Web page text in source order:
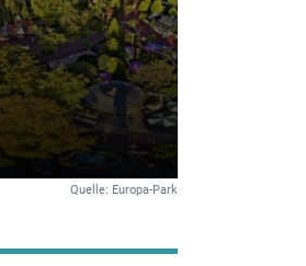
Quelle: Europa-Park